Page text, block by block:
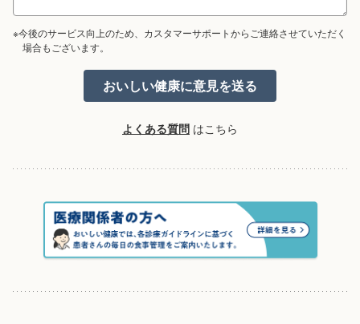
※今後のサービス向上のため、カスタマーサポートからご連絡させていただく
場合もございます。
よくある質問 はこちら